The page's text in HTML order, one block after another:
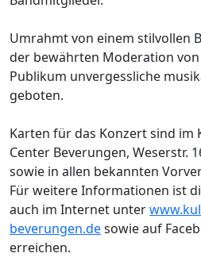
Umrahmt von einem stilvollen
der bewährten Moderation
Publikum unvergessliche
geboten.
Karten für das Konzert sind im
Center Beverungen, Weserstr.
sowie in allen bekannten
Für weitere Informationen ist
auch im Internet unter
beverungen.desowie auf
erreichen.